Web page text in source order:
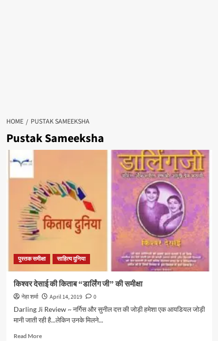
HOME PUSTAK SAMEEKSHA
Pustak Sameeksha
पुस्तक समीक्षा साहित्य दुनिया
किश्वर देसाई की किताब “डार्लिंग जी” की समीक्षा
नेहा शर्मा April 14, 2019
0
Darling Ji Review ~ नर्गिस और सुनील दत्त की जोड़ी हमेशा एक आयडियल जोड़ी
मानी जाती रही है...लेकिन उनके मिलने...
Read MoreRead